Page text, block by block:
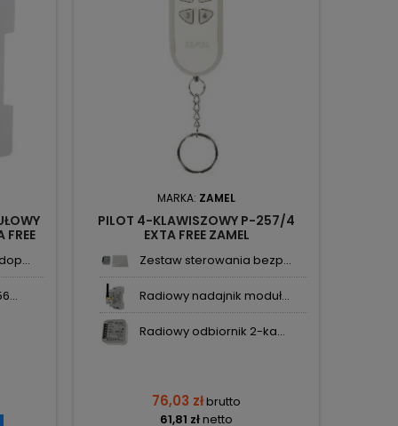
MARKA: ZAMEL
PILOT 4-KLAWISZOWY P-257/4
EXTA FREE ZAMEL
Zestaw sterowania bezp...
Radiowy nadajnik moduł...
Radiowy odbiornik 2-ka...
76,03 złbrutto
61,81 złnetto